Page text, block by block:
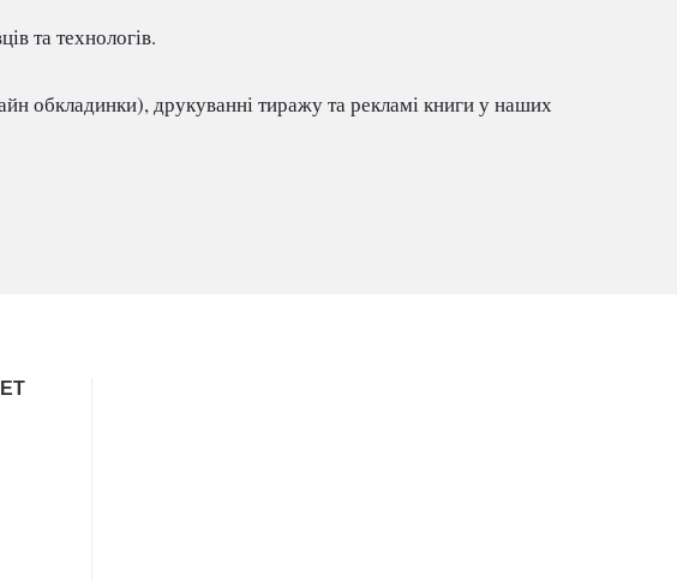
та технологів.
обкладинки), друкуванні тиражу та рекламі книги у наших